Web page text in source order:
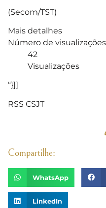
(Secom/TST)
Mais detalhes
Número de visualizações
42
Visualizações
“}]]
RSS CSJT
Compartilhe:
WhatsApp
LinkedIn